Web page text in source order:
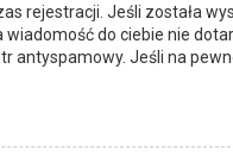
rejestracji. Jeśli została
do ciebie nie
antyspamowy. Jeśli na